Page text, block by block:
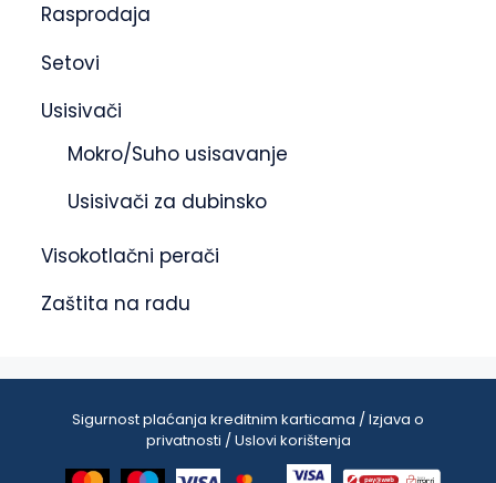
Rasprodaja
Setovi
Usisivači
Mokro/Suho usisavanje
Usisivači za dubinsko
Visokotlačni perači
Zaštita na radu
Sigurnost plaćanja kreditnim karticama / Izjava o
privatnosti / Uslovi korištenja